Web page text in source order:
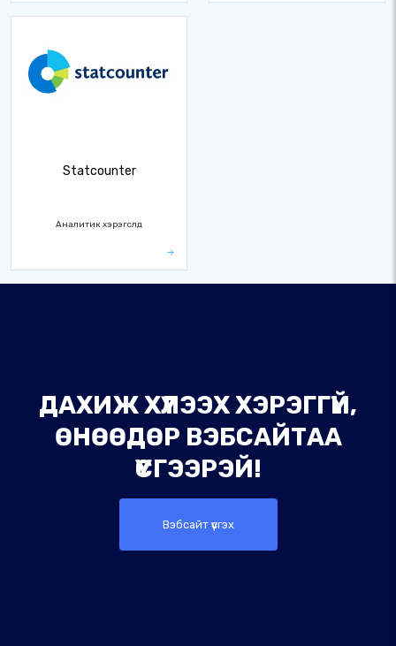
Statcounter
Аналитик хэрэгслүүд
ДАХИЖ ХҮЛЭЭХ ХЭРЭГГҮЙ,
ӨНӨӨДӨР ВЭБСАЙТАА
ҮҮСГЭЭРЭЙ!
Вэбсайт үүсгэх